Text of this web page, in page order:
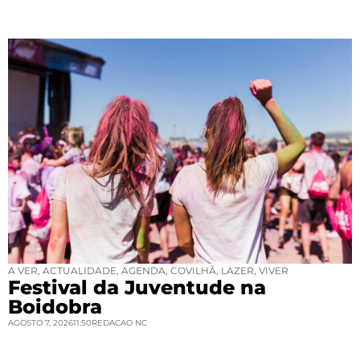
A VER, ACTUALIDADE, AGENDA, COVILHÃ, LAZER, VIVER
Festival da Juventude na
Boidobra
AGOSTO 7, 202611:50REDACAO NC